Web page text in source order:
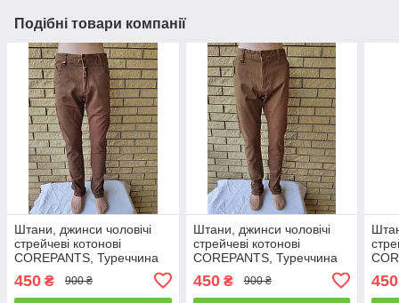
Подібні товари компанії
Штани, джинси чоловічі
стрейчеві котонові
COREPANTS, Туреччина
450 ₴ 900 ₴
Штани, джинси чоловічі
стрейчеві котонові
COREPANTS, Туреччина
450₴ 900 ₴ 450